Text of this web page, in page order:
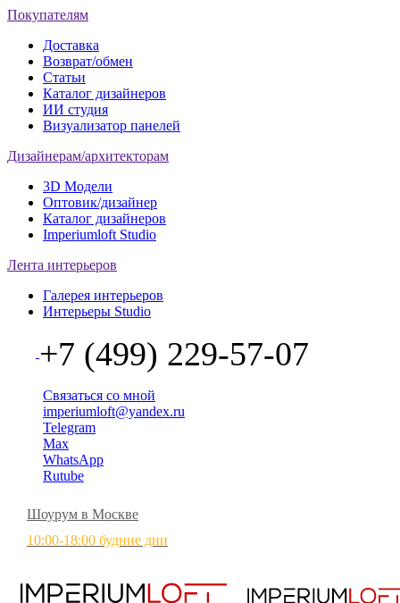
Покупателям
Доставка
Возврат/обмен
Статьи
Каталог дизайнеров
ИИ студия
Визуализатор панелей
Дизайнерам/архитекторам
3D Модели
Оптовик/дизайнер
Каталог дизайнеров
Imperiumloft Studio
Лента интерьеров
Галерея интерьеров
Интерьеры Studio
+7 (499) 229-57-07
Связаться со мной
imperiumloft@yandex.ru
Telegram
Max
WhatsApp
Rutube
Шоурум в Москве
10:00-18:00 будние дни